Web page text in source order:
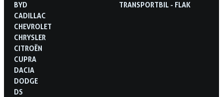
BYD
CADILLAC
CHEVROLET
CHRYSLER
CITROËN
CUPRA
DACIA
DODGE
DS
TRANSPORTBIL - FLAK